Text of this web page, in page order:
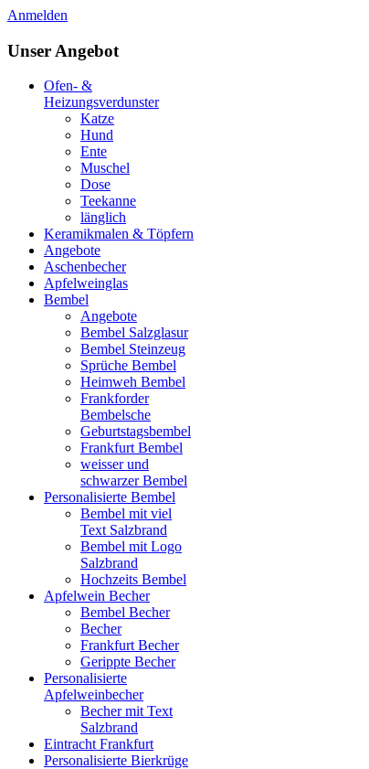
Anmelden
Unser Angebot
Ofen- &
Heizungsverdunster
Katze
Hund
Ente
Muschel
Dose
Teekanne
länglich
Keramikmalen & Töpfern
Angebote
Aschenbecher
Apfelweinglas
Bembel
Angebote
Bembel Salzglasur
Bembel Steinzeug
Sprüche Bembel
Heimweh Bembel
Frankforder
Bembelsche
Geburtstagsbembel
Frankfurt Bembel
weisser und
schwarzer Bembel
Personalisierte Bembel
Bembel mit viel
Text Salzbrand
Bembel mit Logo
Salzbrand
Hochzeits Bembel
Apfelwein Becher
Bembel Becher
Becher
Frankfurt Becher
Gerippte Becher
Personalisierte
Apfelweinbecher
Becher mit Text
Salzbrand
Eintracht Frankfurt
Personalisierte Bierkrüge